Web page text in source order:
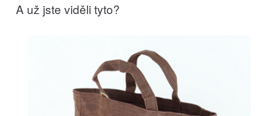
A už jste viděli tyto?